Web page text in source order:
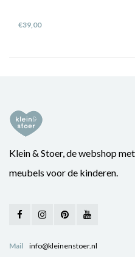
€39,00
Klein & Stoer, de webshop
meubels voor de kinderen.
Mail info@kleinenstoer.nl